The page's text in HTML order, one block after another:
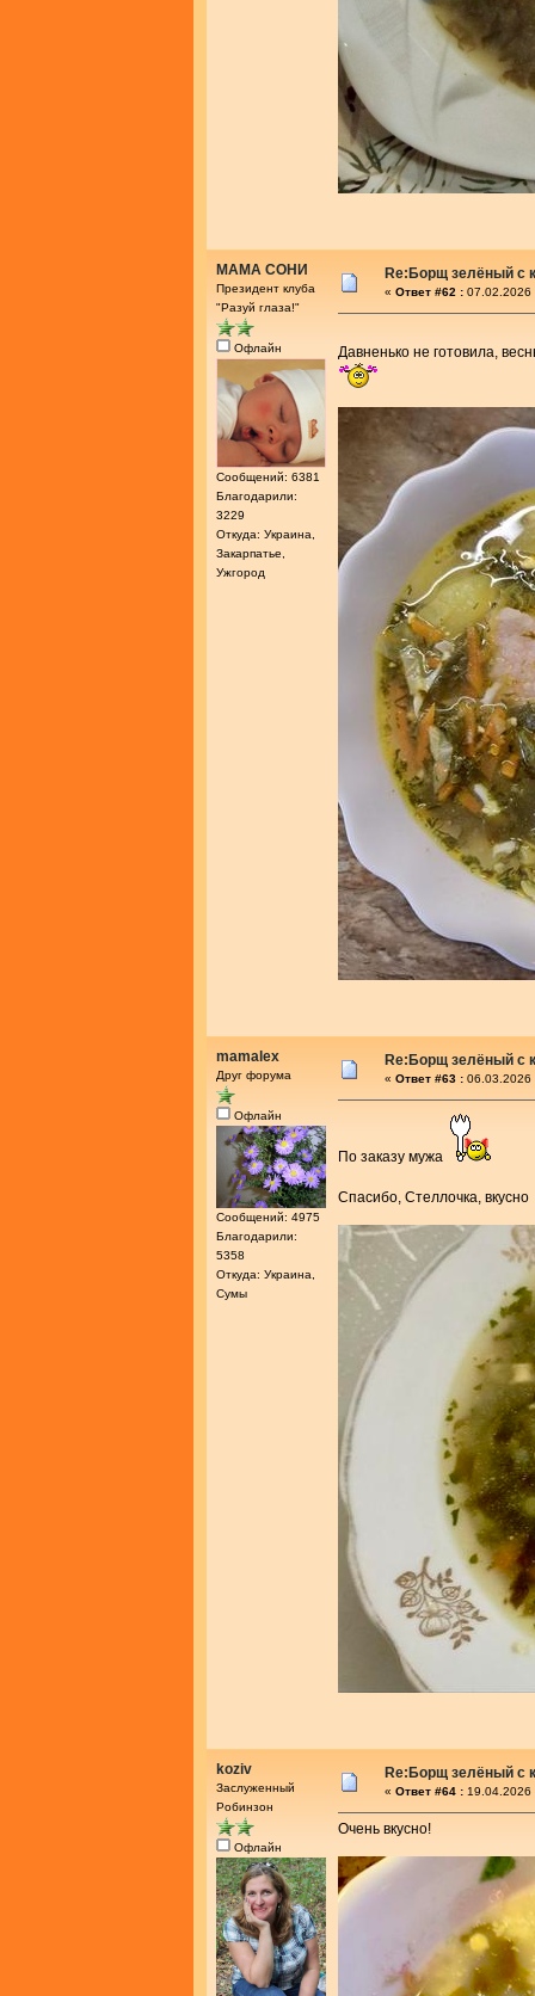
МАМА СОНИ
Президент клуба
"Разуй глаза!"
Офлайн
Сообщений: 6381
Благодарили:
3229
Откуда: Украина,
Закарпатье,
Ужгород
Re:Борщ зелёный с
« Ответ #62 : 07.02.2026
Давненько не готовила,
mamalex
Друг форума
Офлайн
Сообщений: 4975
Благодарили:
5358
Откуда: Украина,
Сумы
Re:Борщ зелёный с
« Ответ #63 : 06.03.2026
По заказу мужа
Спасибо, Стеллочка, вкусно
koziv
Заслуженный
Робинзон
Офлайн
Re:Борщ зелёный с
« Ответ #64 : 19.04.2026
Очень вкусно!